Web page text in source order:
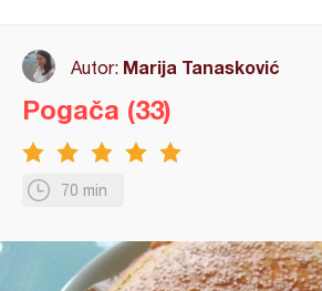
Autor: Marija Tanasković
70 min
Pogača (33)